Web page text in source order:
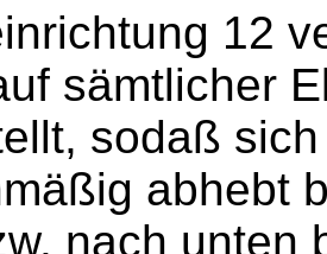
12
sämtlicher
sodaß
abhebt
nach unten